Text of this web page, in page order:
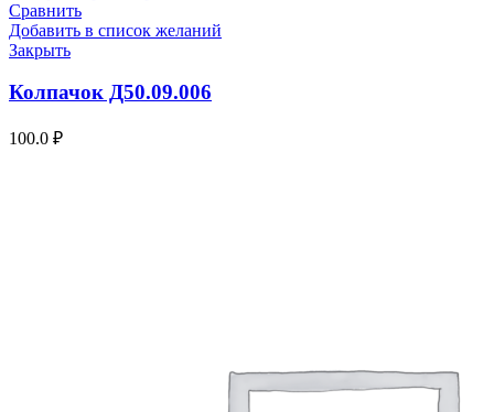
Сравнить
Добавить в список желаний
Закрыть
Колпачок Д50.09.006
100.0 ₽